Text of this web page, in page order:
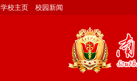
学校主页 校园新闻